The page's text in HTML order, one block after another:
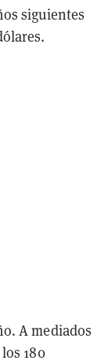
siguientes
A mediados
180